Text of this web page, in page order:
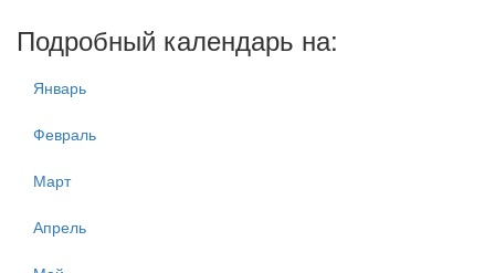
Подробный календарь на:
Январь
Февраль
Март
Апрель